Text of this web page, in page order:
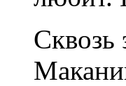
Сквозь